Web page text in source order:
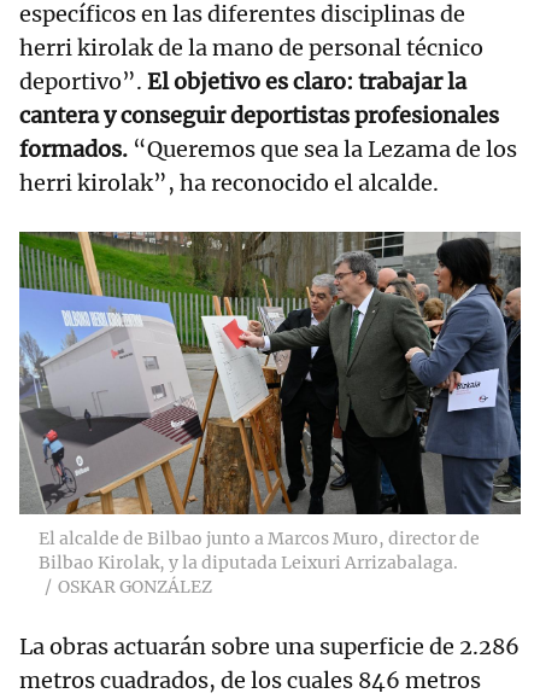
específicos en las diferentes disciplinas de
herri kirolak de la mano de personal técnico
deportivo”. El objetivo es claro: trabajar la
cantera y conseguir deportistas profesionales
formados. “Queremos que sea la Lezama de los
herri kirolak”, ha reconocido el alcalde.
El alcalde de Bilbao junto a Marcos Muro, director de
Bilbao Kirolak, y la diputada Leixuri Arrizabalaga.
OSKAR GONZÁLEZ
La obras actuarán sobre una superficie de 2.286
metros cuadrados, de los cuales 846 metros